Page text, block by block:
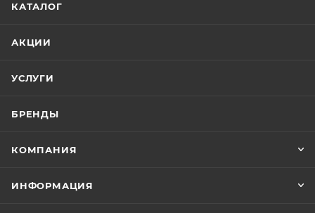
КАТАЛОГ
АКЦИИ
УСЛУГИ
БРЕНДЫ
КОМПАНИЯ
ИНФОРМАЦИЯ